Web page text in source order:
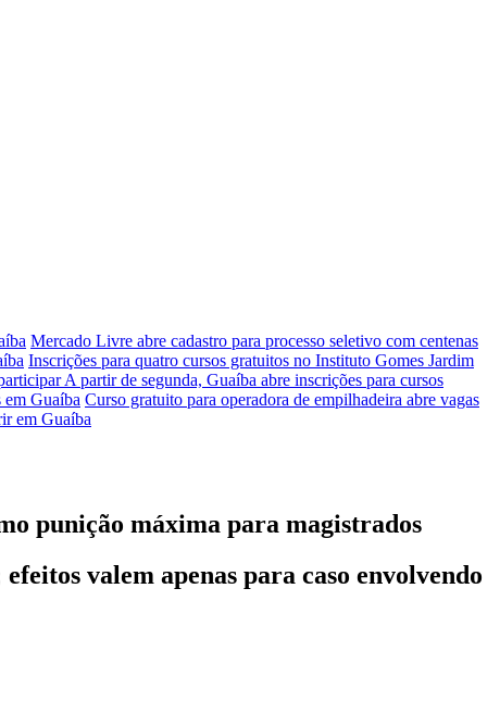
Mercado Livre abre cadastro para processo seletivo com centenas
Inscrições para quatro cursos gratuitos no Instituto Gomes Jardim
A partir de segunda, Guaíba abre inscrições para cursos
em Guaíba Curso gratuito para operadora de empilhadeira abre vagas
em Guaíba
punição máxima para magistrados
valem apenas para caso envolvendo